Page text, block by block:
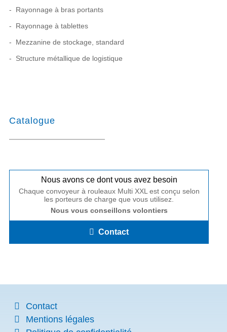
Rayonnage à bras portants
Rayonnage à tablettes
Mezzanine de stockage, standard
Structure métallique de logistique
Catalogue
Nous avons ce dont vous avez besoin
Chaque convoyeur à rouleaux Multi XXL est conçu selon
les porteurs de charge que vous utilisez.
Nous vous conseillons volontiers
Contact
Contact
Mentions légales